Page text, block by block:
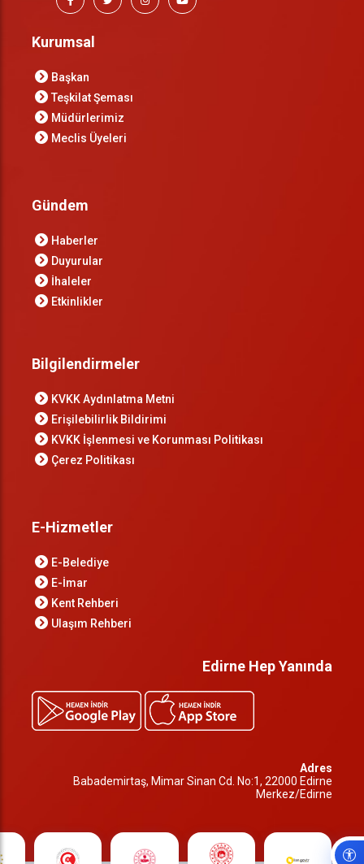
Kurumsal
Başkan
Teşkilat Şeması
Müdürlerimiz
Meclis Üyeleri
Gündem
Haberler
Duyurular
İhaleler
Etkinlikler
Bilgilendirmeler
KVKK Aydınlatma Metni
Erişilebilirlik Bildirimi
KVKK İşlenmesi ve Korunması Politikası
Çerez Politikası
E-Hizmetler
E-Belediye
E-İmar
Kent Rehberi
Ulaşım Rehberi
Edirne Hep Yanında
Adres
Babademirtaş, Mimar Sinan Cd. No:1, 22000 Edirne
Merkez/Edirne